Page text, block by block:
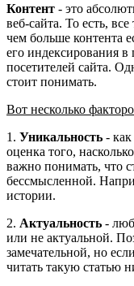
Контент - это
веб-сайта. То есть,
чем больше контента
его индексирования в
посетителей сайта.
стоит понимать.
Вот несколько
1. Уникальность - как
оценка того,
важно понимать, что
бессмысленной.
истории.
2. Актуальность -
или не актуальной.
замечательной, но
читать такую статью